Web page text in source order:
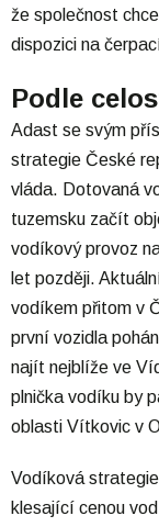
že společnost
dispozici na
Podle
Adast se svým
strategie České
vláda. Dotovaná
tuzemsku začít
vodíkový provoz
let později.
vodíkem přitom v
první vozidla
najít nejblíže ve
plnička vodíku by
oblasti Vítkovic v
Vodíková
klesající cenou